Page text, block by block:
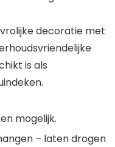
decoratie met
is als
mogelijk.
– laten drogen